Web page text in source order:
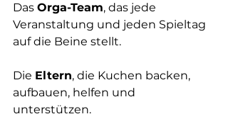
Das Orga-Team, das jede
Veranstaltung und jeden Spieltag
auf die Beine stellt.
Die Eltern, die Kuchen backen,
aufbauen, helfen und
unterstützen.